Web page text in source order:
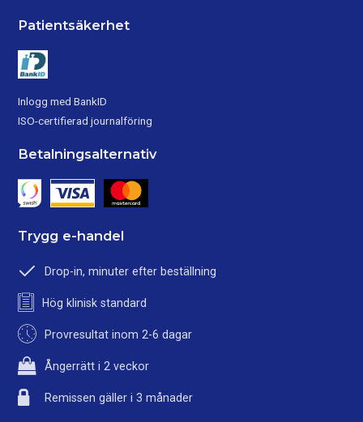
Patientsäkerhet
Inlogg med BankID
ISO-certifierad journalföring
Betalningsalternativ
Trygg e-handel
Drop-in, minuter efter beställning
Hög klinisk standard
Provresultat inom 2-6 dagar
Ångerrätt i 2 veckor
Remissen gäller i 3 månader